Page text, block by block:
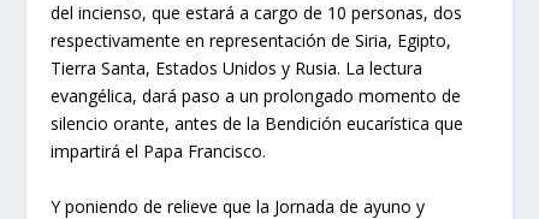
del incienso, que estará a cargo de 10 personas, dos
respectivamente en representación de Siria, Egipto,
Tierra Santa, Estados Unidos y Rusia. La lectura
evangélica, dará paso a un prolongado momento de
silencio orante, antes de la Bendición eucarística que
impartirá el Papa Francisco.
Y poniendo de relieve que la Jornada de ayuno y